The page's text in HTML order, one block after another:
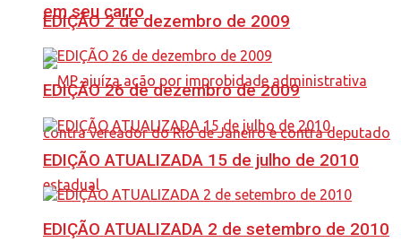
em seu carro
EDIÇÃO 2 de dezembro de 2009
EDIÇÃO 26 de dezembro de 2009
EDIÇÃO ATUALIZADA 15 de julho de 2010
EDIÇÃO ATUALIZADA 2 de setembro de 2010